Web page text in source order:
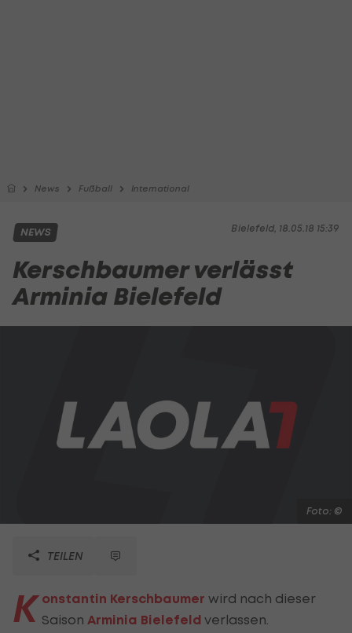
News Fußball International
Bielefeld, 18.05.18 15:39
NEWS
Kerschbaumer verlässt
Arminia Bielefeld
Foto: ©
TEILEN
K onstantin Kerschbaumer wird nach dieser
Saison Arminia Bielefeld verlassen.